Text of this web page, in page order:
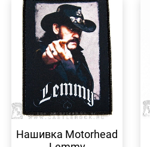
ПРОСМОТР
Нашивка Motorhead